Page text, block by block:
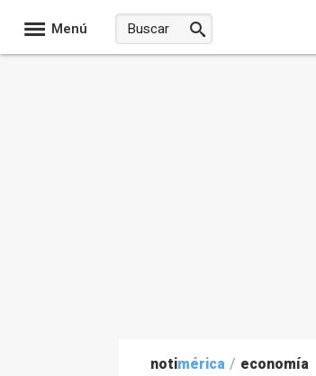
Menú
notimérica / economía